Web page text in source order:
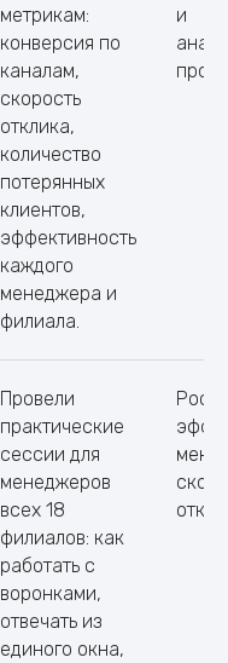
метрикам:
конверсия по
каналам,
скорость
отклика,
количество
потерянных
клиентов,
эффективность
каждого
менеджера и
филиала.
и
Провели
практические
сессии для
менеджеров
всех 18
филиалов: как
работать с
воронками,
отвечать из
единого окна,
Рост